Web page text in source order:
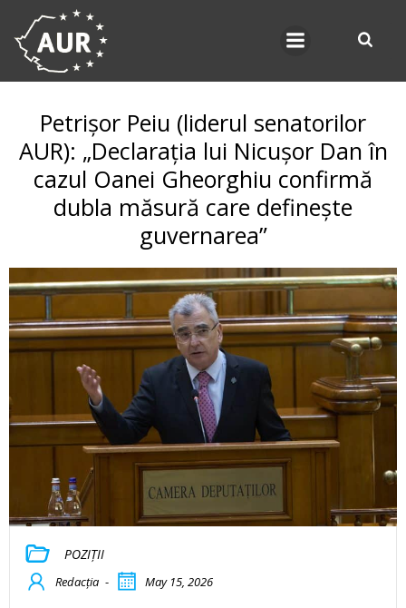
Petrișor Peiu (liderul senatorilor
AUR): „Declarația lui Nicușor Dan în
cazul Oanei Gheorghiu confirmă
dubla măsură care definește
guvernarea”
POZIȚII
Redacția - May 15, 2026